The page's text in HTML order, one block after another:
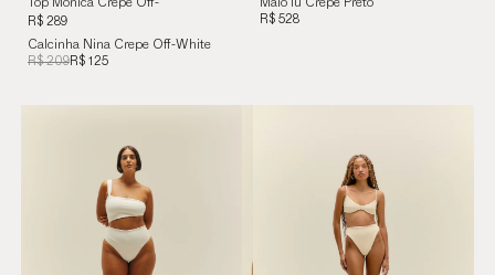
Top Mônica Crepe Off-
White
R$ 289
Calcinha Nina Crepe Off-White
R$ 209R$ 125
Maiô Iu Crepe Preto
R$ 528